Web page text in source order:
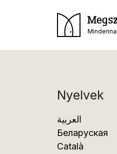
Nyelvek
العربية
Беларуская
Català